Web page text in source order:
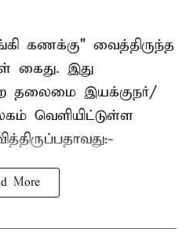
கணக்கு" வைத்திருந்த
கைது. இது
தலைமை இயக்குநர்/
வெளியிட்டுள்ள
More